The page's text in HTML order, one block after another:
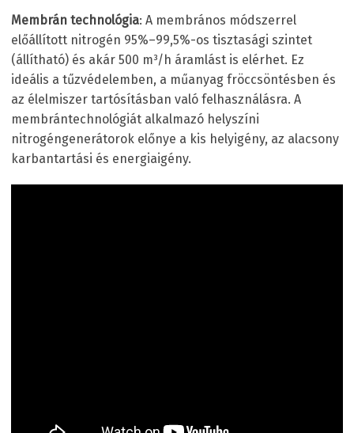
Membrán technológia: A membrános módszerrel
előállított nitrogén 95%–99,5%-os tisztasági szintet
(állítható) és akár 500 m³/h áramlást is elérhet. Ez
ideális a tűzvédelemben, a műanyag fröccsöntésben és
az élelmiszer tartósításban való felhasználásra. A
membrántechnológiát alkalmazó helyszíni
nitrogéngenerátorok előnye a kis helyigény, az alacsony
karbantartási és energiaigény.